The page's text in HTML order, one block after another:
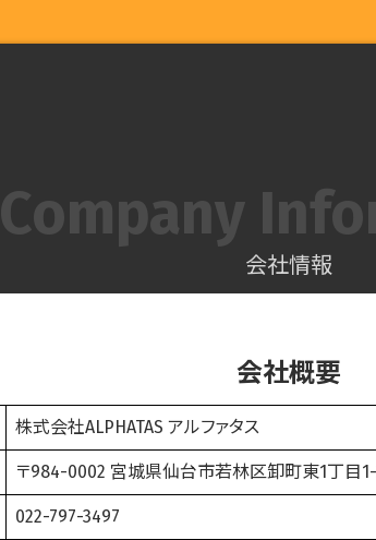
Company
会社情報
会社概要
株式会社ALPHATAS アルファタス
〒984-0002 宮城県仙台市若林区卸町東1丁目
022-797-3497